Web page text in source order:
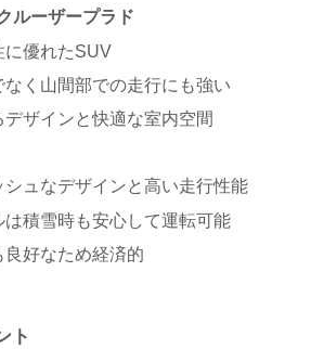
ルーザープラド
に優れたSUV
なく山間部での走行にも強い
デザインと快適な室内空間
シュなデザインと高い走行性能
は積雪時も安心して運転可能
良好なため経済的
ト